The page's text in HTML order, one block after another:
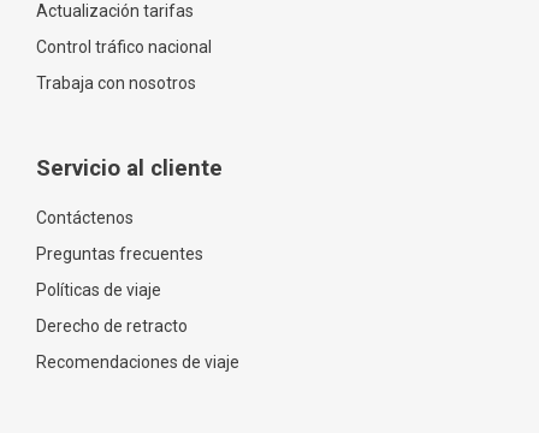
Actualización tarifas
Control tráfico nacional
Trabaja con nosotros
Servicio al cliente
Contáctenos
Preguntas frecuentes
Políticas de viaje
Derecho de retracto
Recomendaciones de viaje